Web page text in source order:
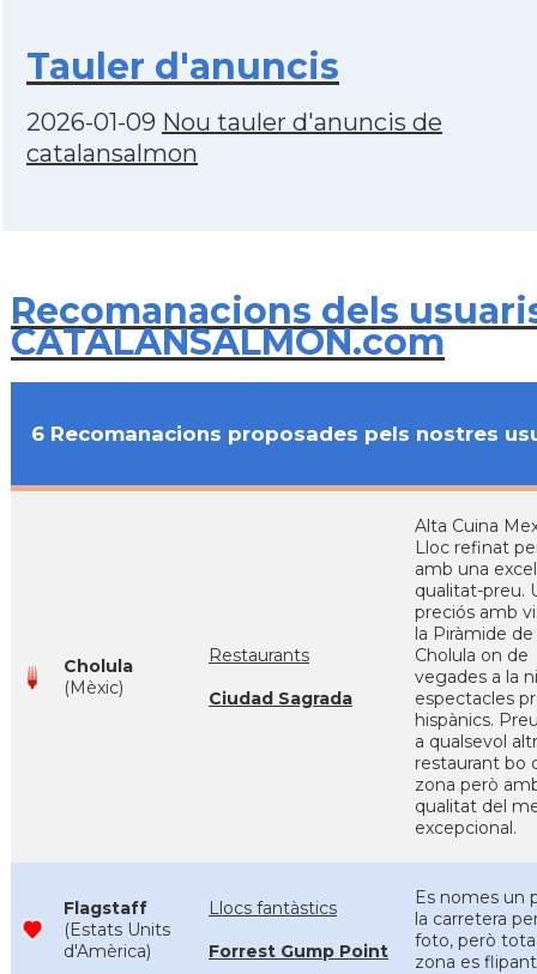
Tauler d'anuncis
2026-01-09 Nou tauler d'anuncis de
catalansalmon
Recomanacions dels
CATALANSALMON.com
6 Recomanacions proposades pels nostres
Cholula
(Mèxic)
Restaurants
Ciudad Sagrada
Alta Cuina
Lloc refinat
amb una
qualitat-preu.
preciós amb
la Piràmide de
Cholula on de
vegades a la
espectacles
hispànics.
a qualsevol
restaurant bo
zona però
qualitat del
excepcional.
Flagstaff
(Estats Units
d'Amèrica)
Llocs fantàstics
Forrest Gump Point
Es nomes un
la carretera
foto, però
zona es